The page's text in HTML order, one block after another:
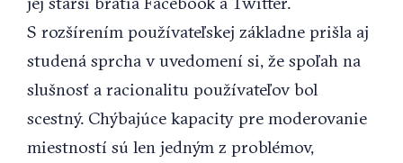
S rozšírením používateľskej základne prišla aj
studená sprcha v uvedomení si, že spoľah na
slušnosť a racionalitu používateľov bol
scestný. Chýbajúce kapacity pre moderovanie
miestností sú len jedným z problémov,